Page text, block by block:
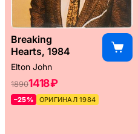
Breaking
Hearts, 1984
Elton John
18901418 ₽
–25% ОРИГИНАЛ 1984